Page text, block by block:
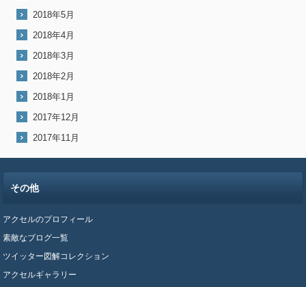
2018年5月
2018年4月
2018年3月
2018年2月
2018年1月
2017年12月
2017年11月
その他
アクセルのプロフィール
素敵なブログ一覧
ツイッター図解コレクション
アクセルギャラリー